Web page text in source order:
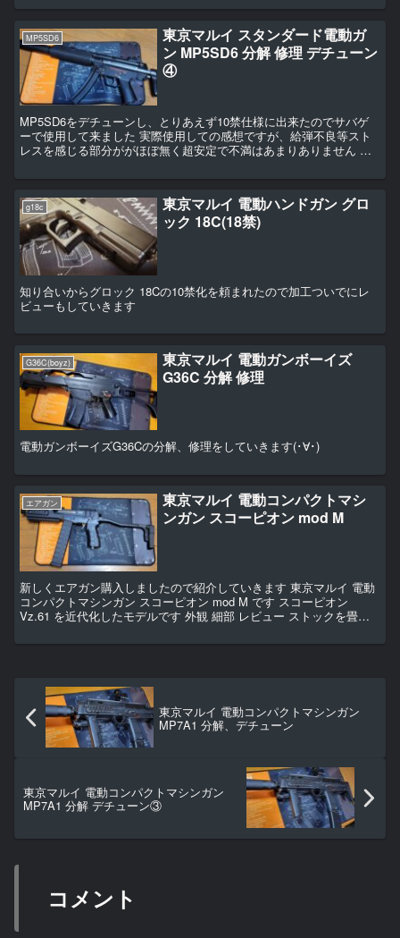
MP5SD6
東京マルイ スタンダード電動ガ
ン MP5SD6 分解 修理 デチューン
④
MP5SD6をデチューンし、とりあえず10禁仕様に出来たのでサバゲ
ーで使用して来ました 実際使用しての感想ですが、給弾不良等スト
レスを感じる部分ががほぼ無く超安定で不満はあまりありません 発
g18c
東京マルイ 電動ハンドガン グロ
ック 18C(18禁)
知り合いからグロック 18Cの10禁化を頼まれたので加工ついでにレ
ビューもしていきます
G36C(boyz)
東京マルイ 電動ガンボーイズ
G36C 分解 修理
電動ガンボーイズG36Cの分解、修理をしていきます(･∀･)
エアガン
東京マルイ 電動コンパクトマシ
ンガン スコーピオン mod M
新しくエアガン購入しましたので紹介していきます 東京マルイ 電動
コンパクトマシンガン スコーピオン mod M です スコーピオン
Vz.61 を近代化したモデルです 外観 細部 レビュー ストックを畳む
東京マルイ 電動コンパクトマシンガン
MP7A1 分解、デチューン
東京マルイ 電動コンパクトマシンガン
MP7A1 分解 デチューン③
コメント